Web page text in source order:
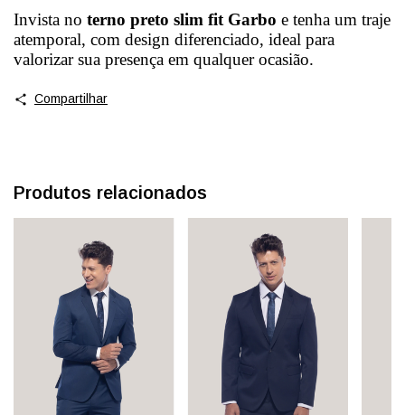
Invista no terno preto slim fit Garbo e tenha um traje
atemporal, com design diferenciado, ideal para
valorizar sua presença em qualquer ocasião.
Compartilhar
Produtos relacionados